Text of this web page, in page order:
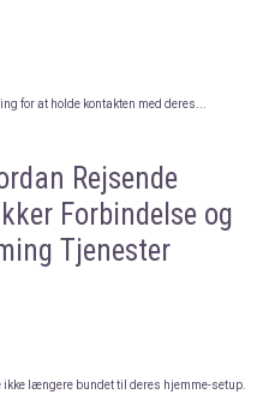
for at holde kontakten med deres...
Rejsende
Forbindelse og
Tjenester
længere bundet til deres hjemme-setup.